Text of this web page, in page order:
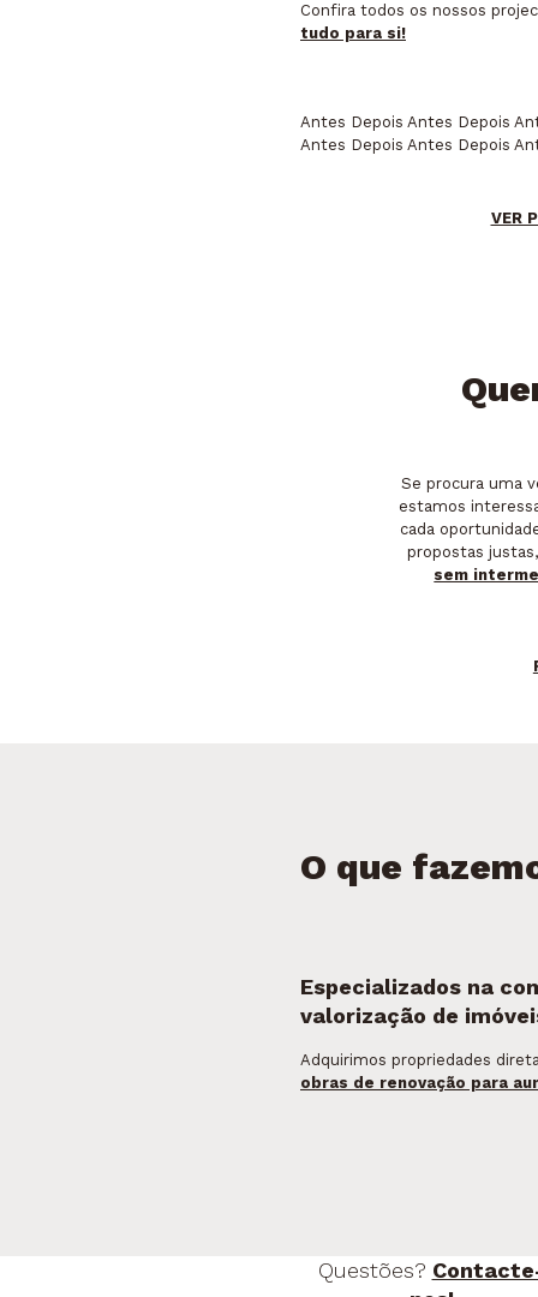
Confira todos os nossos
tudo para si!
Antes Depois Antes Depois
Antes Depois Antes Depois
VER
Se procura uma
estamos
cada
propostas
sem
O que
Especializados na
valorização de
Adquirimos propriedades
obras de renovação para
Questões?